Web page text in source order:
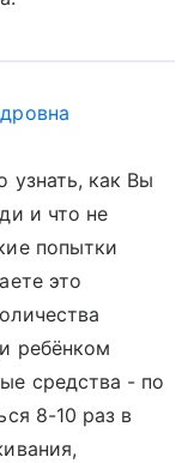
узнать, как Вы
и что не
попытки
это
ребёнком
средства - по
8-10 раз в